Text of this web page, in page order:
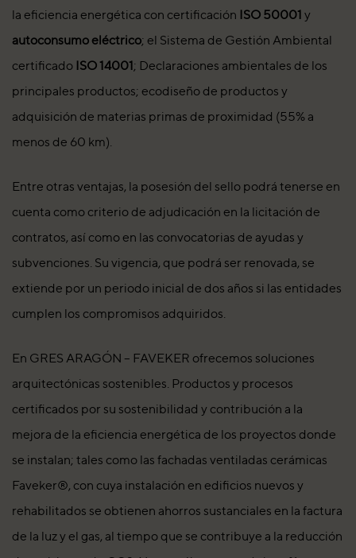
la eficiencia energética con certificación ISO 50001 y
autoconsumo eléctrico; el Sistema de Gestión Ambiental
certificado ISO 14001; Declaraciones ambientales de los
principales productos; ecodiseño de productos y
adquisición de materias primas de proximidad (55% a
menos de 60 km).
Entre otras ventajas, la posesión del sello podrá tenerse en
cuenta como criterio de adjudicación en la licitación de
contratos, así como en las convocatorias de ayudas y
subvenciones. Su vigencia, que podrá ser renovada, se
extiende por un periodo inicial de dos años si las entidades
cumplen los compromisos adquiridos.
En GRES ARAGÓN – FAVEKER ofrecemos soluciones
arquitectónicas sostenibles. Productos y procesos
certificados por su sostenibilidad y contribución a la
mejora de la eficiencia energética de los proyectos donde
se instalan; tales como las fachadas ventiladas cerámicas
Faveker®️, con cuya instalación en edificios nuevos y
rehabilitados se obtienen ahorros sustanciales en la factura
de la luz y el gas, al tiempo que se contribuye a la reducción